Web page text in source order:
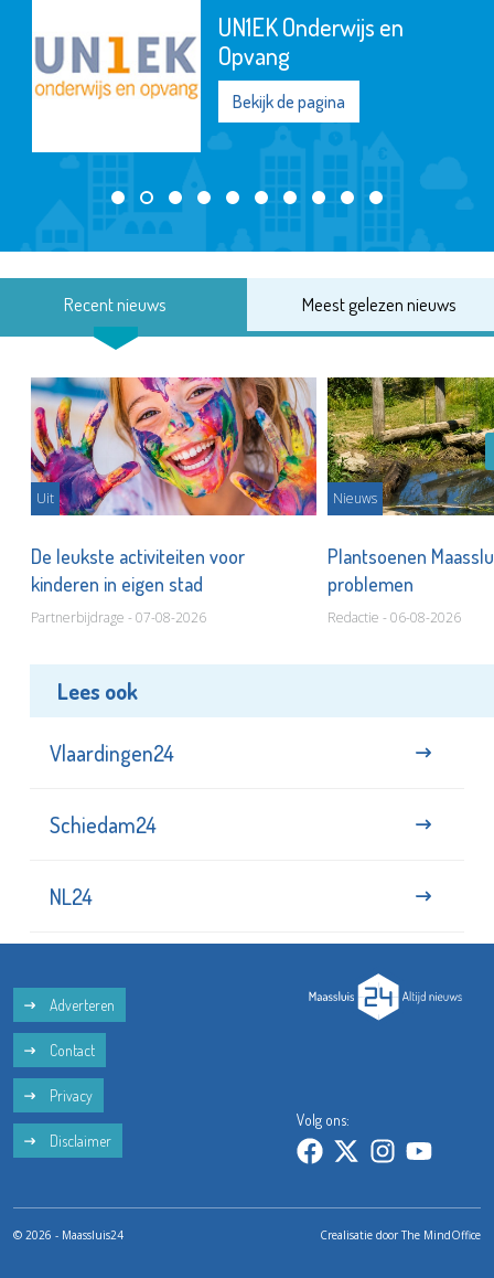
UN1EK Onderwijs en
Opvang
Bekijk de pagina
Recent nieuws Meest gelezen nieuws
Uit
De leukste activiteiten voor
kinderen in eigen stad
Partnerbijdrage - 07-08-2026
Nieuws
Plantsoenen
problemen
Redactie - 06-08-2026
Lees ook
Vlaardingen24
Schiedam24
NL24
Adverteren
Contact
Privacy
Disclaimer
Volg ons:
© 2026 - Maassluis24 Crealisatie doorThe MindOffice